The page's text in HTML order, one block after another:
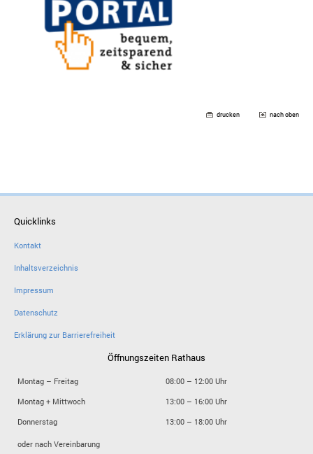
drucken nach oben
Quicklinks
Kontakt
Inhaltsverzeichnis
Impressum
Datenschutz
Erklärung zur Barrierefreiheit
Öffnungszeiten Rathaus
Montag – Freitag
08:00 – 12:00 Uhr
Montag + Mittwoch
13:00 – 16:00 Uhr
Donnerstag
13:00 – 18:00 Uhr
oder nach Vereinbarung